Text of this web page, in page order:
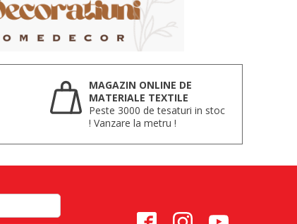
MAGAZIN ONLINE DE
MATERIALE TEXTILE
Peste 3000 de tesaturi in stoc
! Vanzare la metru !